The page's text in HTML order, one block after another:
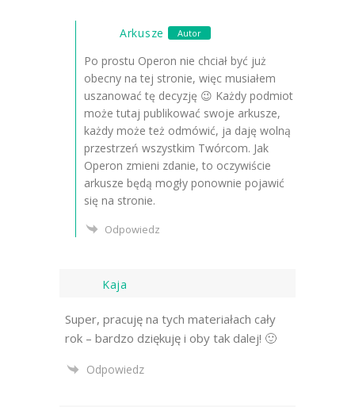
Arkusze Autor
Po prostu Operon nie chciał być już
obecny na tej stronie, więc musiałem
uszanować tę decyzję 😉 Każdy podmiot
może tutaj publikować swoje arkusze,
każdy może też odmówić, ja daję wolną
przestrzeń wszystkim Twórcom. Jak
Operon zmieni zdanie, to oczywiście
arkusze będą mogły ponownie pojawić
się na stronie.
Odpowiedz
Kaja
Super, pracuję na tych materiałach cały
rok – bardzo dziękuję i oby tak dalej! 🙂
Odpowiedz